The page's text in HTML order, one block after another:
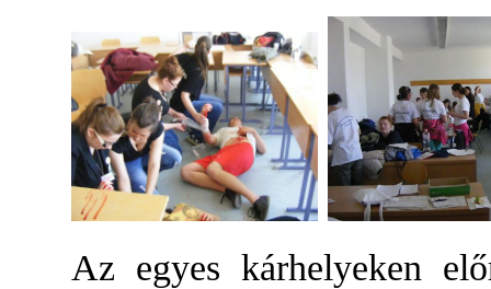
Az egyes kárhelyeken